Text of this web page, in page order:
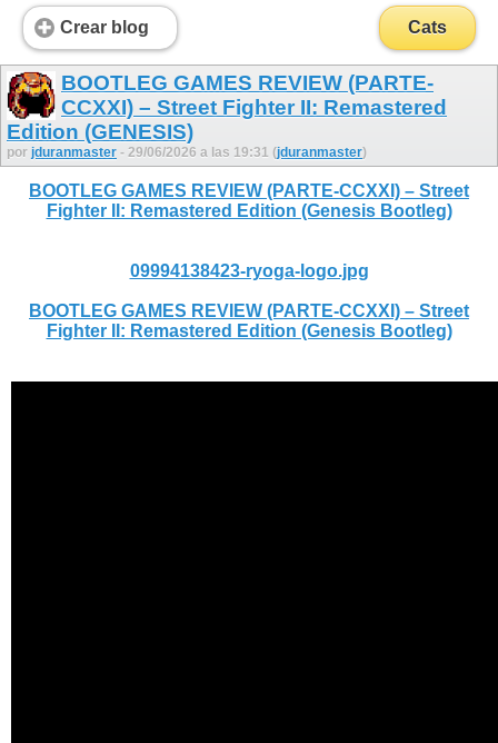
Crear blog Cats
BOOTLEG GAMES REVIEW (PARTE-
CCXXI) – Street Fighter II: Remastered
Edition (GENESIS)
por jduranmaster - 29/06/2026 a las 19:31 (jduranmaster)
BOOTLEG GAMES REVIEW (PARTE-CCXXI) – Street
Fighter II: Remastered Edition (Genesis Bootleg)
09994138423-ryoga-logo.jpg
BOOTLEG GAMES REVIEW (PARTE-CCXXI) – Street
Fighter II: Remastered Edition (Genesis Bootleg)